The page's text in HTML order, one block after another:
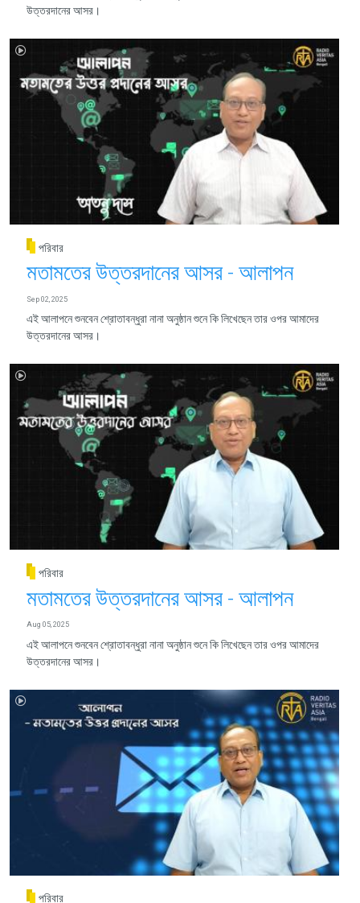
উত্তরদানের আসর।
পরিবার
মতামতের উত্তরদানের আসর - আলাপন
Sep 02, 2025
এই আলাপনে শুনবেন শ্রোতাবন্ধুরা নানা অনুষ্ঠান শুনে কি লিখেছেন তার ওপর আমাদের
উত্তরদানের আসর।
পরিবার
মতামতের উত্তরদানের আসর - আলাপন
Aug 05, 2025
এই আলাপনে শুনবেন শ্রোতাবন্ধুরা নানা অনুষ্ঠান শুনে কি লিখেছেন তার ওপর আমাদের
উত্তরদানের আসর।
পরিবার